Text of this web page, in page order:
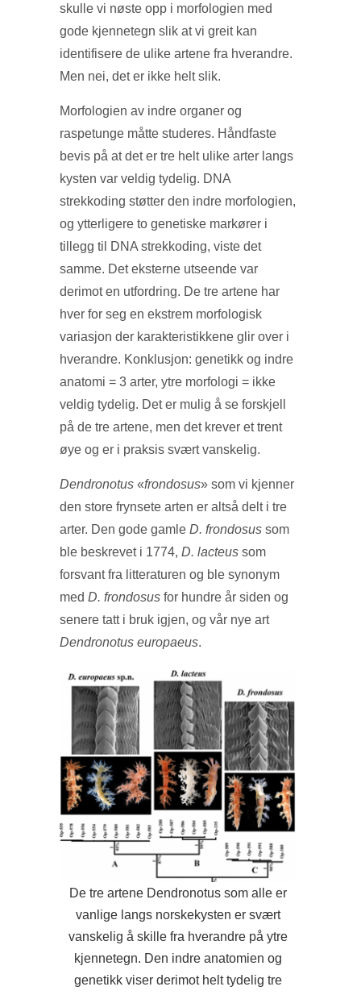
skulle vi nøste opp i morfologien med
gode kjennetegn slik at vi greit kan
identifisere de ulike artene fra hverandre.
Men nei, det er ikke helt slik.
Morfologien av indre organer og
raspetunge måtte studeres. Håndfaste
bevis på at det er tre helt ulike arter langs
kysten var veldig tydelig. DNA
strekkoding støtter den indre morfologien,
og ytterligere to genetiske markører i
tillegg til DNA strekkoding, viste det
samme. Det eksterne utseende var
derimot en utfordring. De tre artene har
hver for seg en ekstrem morfologisk
variasjon der karakteristikkene glir over i
hverandre. Konklusjon: genetikk og indre
anatomi = 3 arter, ytre morfologi = ikke
veldig tydelig. Det er mulig å se forskjell
på de tre artene, men det krever et trent
øye og er i praksis svært vanskelig.
Dendronotus «frondosus» som vi kjenner
den store frynsete arten er altså delt i tre
arter. Den gode gamle D. frondosus som
ble beskrevet i 1774, D. lacteus som
forsvant fra litteraturen og ble synonym
med D. frondosus for hundre år siden og
senere tatt i bruk igjen, og vår nye art
Dendronotus europaeus.
De tre artene Dendronotus som alle er
vanlige langs norskekysten er svært
vanskelig å skille fra hverandre på ytre
kjennetegn. Den indre anatomien og
genetikk viser derimot helt tydelig tre